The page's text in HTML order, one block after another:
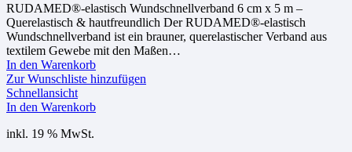
RUDAMED®-elastisch Wundschnellverband 6 cm x 5 m –
Querelastisch & hautfreundlich Der RUDAMED®-elastisch
Wundschnellverband ist ein brauner, querelastischer Verband aus
textilem Gewebe mit den Maßen…
In den Warenkorb
Zur Wunschliste hinzufügen
Schnellansicht
In den Warenkorb
inkl. 19 % MwSt.